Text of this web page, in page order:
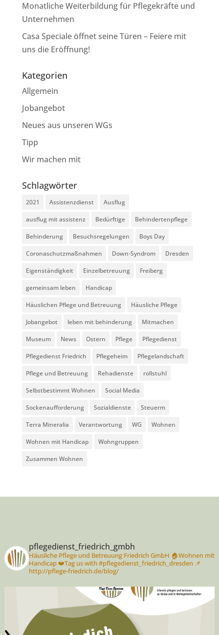
Monatliche Weiterbildung für Pflegekräfte und
Unternehmen
Casa Speciale öffnet seine Türen – Feiere mit
uns die Eröffnung!
Kategorien
Allgemein
Jobangebot
Neues aus unseren WGs
Tipp
Wir machen mit
Schlagwörter
2021 Assistenzdienst Ausflug
ausflug mit assistenz Bedürftige Behindertenpflege
Behinderung Besuchsregelungen Boys Day
Coronaschutzmaßnahmen Down-Syndrom Dresden
Eigenständigkeit Einzelbetreuung Freiberg
gemeinsam leben Handicap
Häuslichen Pflege und Betreuung Häusliche Pflege
Jobangebot leben mit behinderung Mitmachen
Museum News Ostern Pflege Pflegedienst
Pflegedienst Friedrich Pflegeheim Pflegelandschaft
Pflege und Betreuung Rehadienste rollstuhl
Selbstbestimmt Wohnen Social Media
Sockenaufforderung Sozialdienste Steuerm
Terra Mineralia Verantwortung WG Wohnen
Wohnen mit Handicap Wohngruppen
Zusammen Wohnen
pflegedienst_friedrich_gmbh
Häusliche Pflege und Betreuung Friedrich GmbH 🏠Wohnen mit
Handicap❤️Tag us with #pflegedienst_friedrich_dresden 📌
http://pflege-friedrich.de/blog/